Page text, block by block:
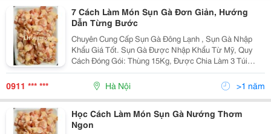
7 Cách Làm Món Sụn Gà Đơn Giản, Hướng
Dẫn Từng Bước
Chuyên Cung Cấp Sụn Gà Đông Lạnh , Sụn Gà Nhập
Khẩu Giá Tốt. Sụn Gà Được Nhập Khẩu Từ Mỹ, Quy
Cách Đóng Gói: Thùng 15Kg, Được Chia Làm 3 Túi
Nhỏ. Sản Phẩm Sụn Gà Luôn Được Bảo Quản Đông
Lạnh Ở Nhiệt Độ - 18 Độ C, Đảm Bảo Về Chất Lượng,
Phù Hợp Với...
0911 *** *** Hà Nội >1 năm
Học Cách Làm Món Sụn Gà Nướng Thơm
Ngon